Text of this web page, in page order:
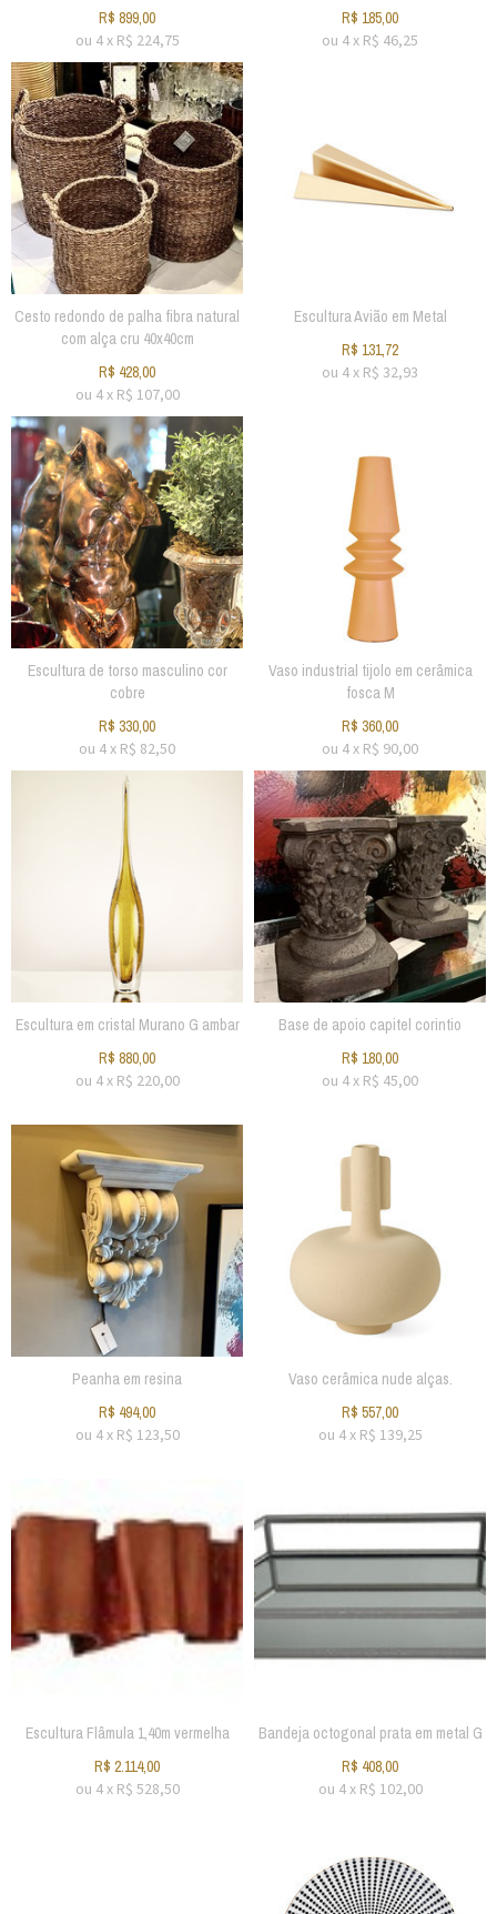
R$ 899,00
ou 4x R$ 224,75
R$ 185,00
ou 4x R$ 46,25
Cesto redondo de palha fibra natural
com alça cru 40x40cm
R$ 428,00
ou 4x R$ 107,00
Escultura Avião em Metal
R$ 131,72
ou 4x R$ 32,93
Escultura de torso masculino cor
cobre
R$ 330,00
ou 4x R$ 82,50
Vaso industrial tijolo em cerâmica
fosca M
R$ 360,00
ou 4x R$ 90,00
Escultura em cristal Murano G ambar
R$ 880,00
ou 4x R$ 220,00
Base de apoio capitel corintio
R$ 180,00
ou 4x R$ 45,00
Peanha em resina
R$ 494,00
ou 4x R$ 123,50
Vaso cerâmica nude alças.
R$ 557,00
ou 4x R$ 139,25
Escultura Flâmula 1,40m vermelha
R$ 2.114,00
ou 4x R$ 528,50
Bandeja octogonal prata em metal G
R$ 408,00
ou 4x R$ 102,00